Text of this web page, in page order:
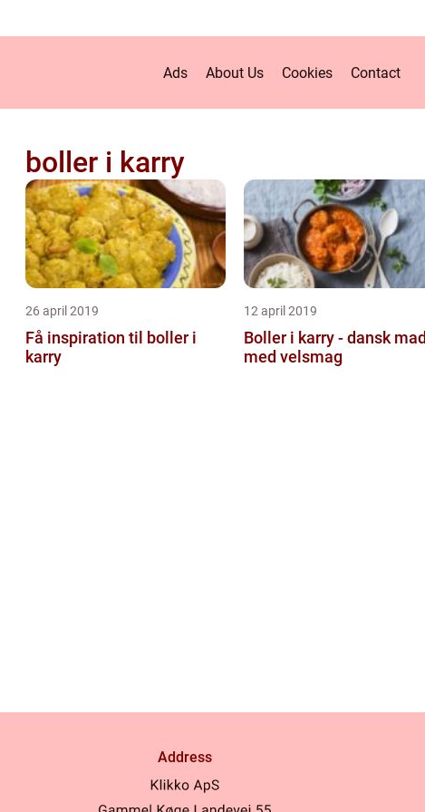
Ads About Us Cookies Contact
boller i karry
26 april 2019
Få inspiration til boller i
karry
12 april 2019
Boller i karry - dansk mad
med velsmag
Address